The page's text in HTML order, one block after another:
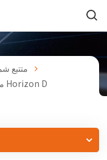
متتبع
محرك أحادي النقطة من سلسلة Horizon D